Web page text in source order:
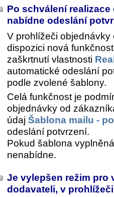
Po schválení
nabídne odeslání
V prohlížeči objednávky
dispozici nová
zaškrtnutí vlastnosti
automatické odeslání
podle zvolené šablony.
Celá funkčnost je
objednávky od
údaj Šablona mailu -
odeslání potvrzení.
Pokud šablona
nenabídne.
Je vylepšen režim pro
dodavateli, v